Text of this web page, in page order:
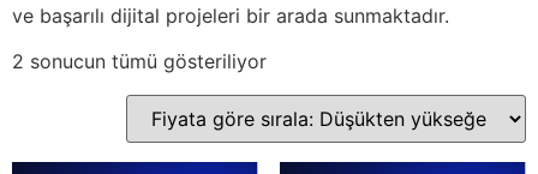
ve başarılı dijital projeleri bir arada sunmaktadır.
2 sonucun tümü gösteriliyor